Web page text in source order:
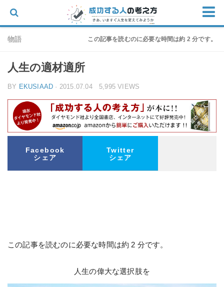
ホーム
仕事
物語
家族
朝の迎え方
お問い合わせ
物語 この記事を読むのに必要な時間は約 2 分です。
人生の適材適所
BY EKUSIAAD · 2015.07.04 5,995 VIEWS
Facebook
シェア
Twitter
シェア
この記事を読むのに必要な時間は約 2 分です。
人生の偉大な選択肢を